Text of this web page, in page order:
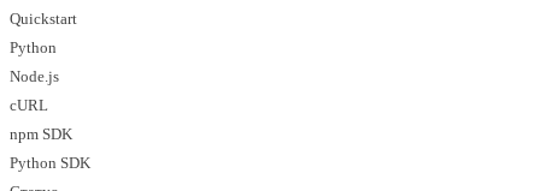
Quickstart
Python
Node.js
cURL
npm SDK
Python SDK